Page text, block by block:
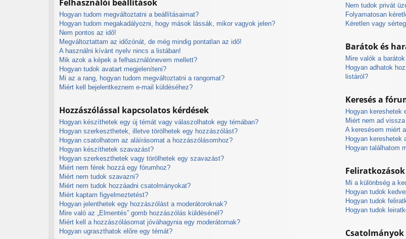
Felhasználói beállítások
Hogyan tudom megváltoztatni a beállításaimat?
Hogyan tudom megakadályozni, hogy mások lássák, mikor vagyok jelen?
Nem pontos az idő!
Megváltoztattam az időzónát, de még mindig pontatlan az idő!
A használni kívánt nyelv nincs a listában!
Mik azok a képek a felhasználónevem mellett?
Hogyan tudok avatart megjeleníteni?
Mi az a rang, hogyan tudom megváltoztatni a rangomat?
Miért kell bejelentkeznem e-mail küldéséhez?
Hozzászólással kapcsolatos kérdések
Hogyan készíthetek egy új témát vagy válaszolhatok egy témában?
Hogyan szerkeszthetek, illetve törölhetek egy hozzászólást?
Hogyan csatolhatom az aláírásomat a hozzászólásomhoz?
Hogyan készíthetek szavazást?
Hogyan szerkeszthetek vagy törölhetek egy szavazást?
Miért nem férek hozzá egy fórumhoz?
Miért nem tudok szavazni?
Miért nem tudok hozzáadni csatolmányokat?
Miért kaptam figyelmeztetést?
Hogyan jelenthetek egy hozzászólást a moderátoroknak?
Mire való az „Elmentés” gomb hozzászólás küldésénél?
Miért kell a hozzászólásomat jóváhagynia egy moderátornak?
Hogyan ugraszthatok előre egy témát?
Nem tudok privát
Folyamatosan
Kéretlen vagy
Barátok és
Mire valók a
Hogyan adhatok
listáról?
Keresés a
Hogyan kereshetek
Miért nem ad
A keresésem miért
Hogyan kereshetek
Hogyan találhatom
Mi a különbség a
Hogyan tudok
Hogyan tudok
Hogyan tudok
Csatolmányok